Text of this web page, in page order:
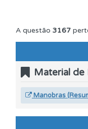
Saiba no
Questões As
Consulte a
A questão 3167
Material de
Manobras